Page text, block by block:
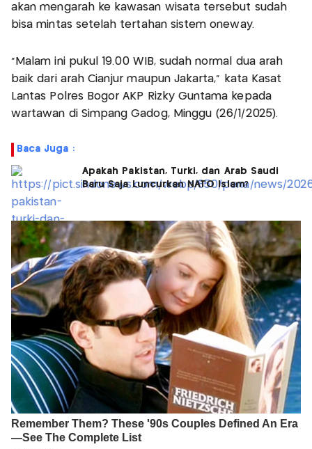
akan mengarah ke kawasan wisata tersebut sudah
bisa mintas setelah tertahan sistem oneway.
"Malam ini pukul 19.00 WIB, sudah normal dua arah
baik dari arah Cianjur maupun Jakarta," kata Kasat
Lantas Polres Bogor AKP Rizky Guntama kepada
wartawan di Simpang Gadog, Minggu (26/1/2025).
Baca Juga :
Apakah Pakistan, Turki, dan Arab Saudi
Baru Saja Luncurkan NATO Islam?